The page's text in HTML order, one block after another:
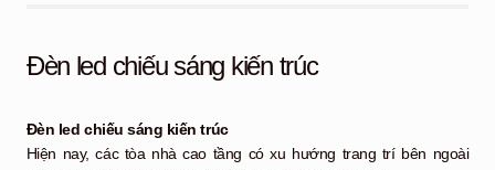
Tư vấn kỹ thuật
Đèn led chiếu sáng kiến trúc
Đèn led chiếu sáng kiến trúc
Hiện nay, các tòa nhà cao tầng có xu hướng trang trí bên ngoài